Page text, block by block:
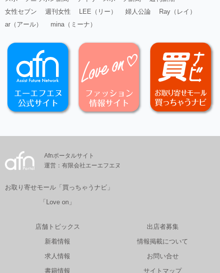
女性セブン
週刊女性 LEE（リー） 婦人公論
Ray（レイ）
ar（アール）
mina（ミーナ）
Afnポータルサイト
運営：有限会社エーエフエヌ
お取り寄せモール「買っちゃうナビ」
「Love on」
店舗トピックス
新着情報
求人情報
書籍情報
出店者募集
情報掲載について
お問い合せ
サイトマップ